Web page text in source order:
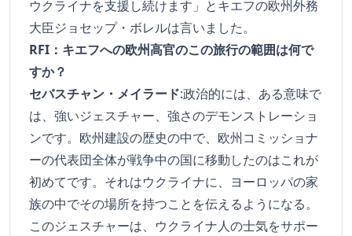
ウクライナを支援し続けます」とキエフの欧州外務
大臣ジョセップ・ボレルは言いました。
RFI：キエフへの欧州高官のこの旅行の範囲は何で
すか？
セバスチャン・メイラード:政治的には、ある意味で
は、強いジェスチャー、強さのデモンストレーショ
ンです。欧州建設の歴史の中で、欧州コミッショナ
ーの代表団全体が戦争中の国に移動したのはこれが
初めてです。それはウクライナに、ヨーロッパの家
族の中でその場所を持つことを伝えるようになる。
このジェスチャーは、ウクライナ人の士気をサポー